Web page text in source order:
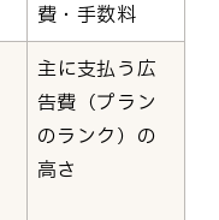
費・手数料
主に支払う広
告費（プラン
のランク）の
高さ